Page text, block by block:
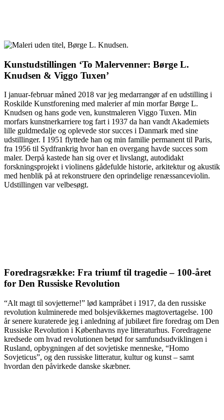
Kunstudstillingen ‘To Malervenner: Børge L.
Knudsen & Viggo Tuxen’
I januar-februar måned 2018 var jeg medarrangør af en udstilling i
Roskilde Kunstforening med malerier af min morfar Børge L.
Knudsen og hans gode ven, kunstmaleren Viggo Tuxen. Min
morfars kunstnerkarriere tog fart i 1937 da han vandt Akademiets
lille guldmedalje og oplevede stor succes i Danmark med sine
udstillinger. I 1951 flyttede han og min familie permanent til Paris,
fra 1956 til Sydfrankrig hvor han en overgang havde succes som
maler. Derpå kastede han sig over et livslangt, autodidakt
forskningsprojekt i violinens gådefulde historie, arkitektur og akustik
med henblik på at rekonstruere den oprindelige renæssanceviolin.
Udstillingen varvelbesøgt.
Foredragsrække: Fra triumf til tragedie – 100-året
for Den Russiske Revolution
“Alt magt til sovjetterne!” lød kampråbet i 1917, da den russiske
revolution kulminerede med bolsjevikkernes magtovertagelse. 100
år senere kuraterede jeg i anledning af jubilæet fire foredrag om Den
Russiske Revolution i Københavns nye litteraturhus. Foredragene
kredsede om hvad revolutionen betød for samfundsudviklingen i
Rusland, opbygningen af det sovjetiske menneske, “Homo
Sovjeticus”, og den russiske litteratur, kultur og kunst – samt
hvordan den påvirkede danske skæbner.